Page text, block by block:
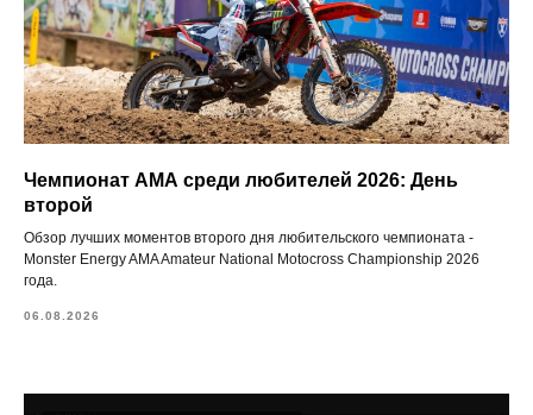
Чемпионат АМА среди любителей 2026: День
второй
Обзор лучших моментов второго дня любительского чемпионата -
Monster Energy AMA Amateur National Motocross Championship 2026
года.
06.08.2026